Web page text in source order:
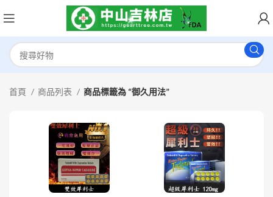
首頁 商品列表 商品標籤為 “御久用法”